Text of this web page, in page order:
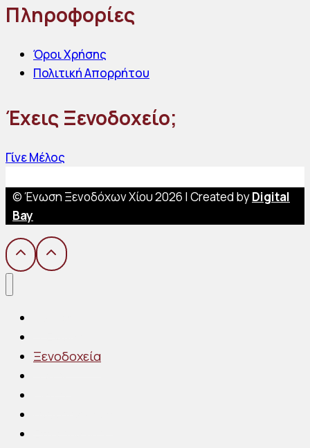
Πληροφορίες
Όροι Χρήσης
Πολιτική Απορρήτου
Έχεις Ξενοδοχείο;
Γίνε Μέλος
© Ένωση Ξενοδόχων Χίου 2026 | Created byDigital
Bay
Ξενοδοχεία